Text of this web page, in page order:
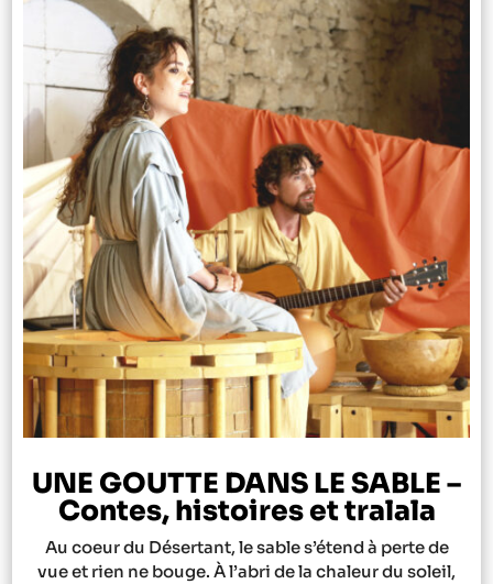
UNE GOUTTE DANS LE SABLE –
Contes, histoires et tralala
Au coeur du Désertant, le sable s’étend à perte de
vue et rien ne bouge. À l’abri de la chaleur du soleil,